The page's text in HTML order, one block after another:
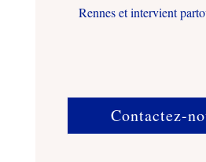
Rennes et intervient
Contactez-